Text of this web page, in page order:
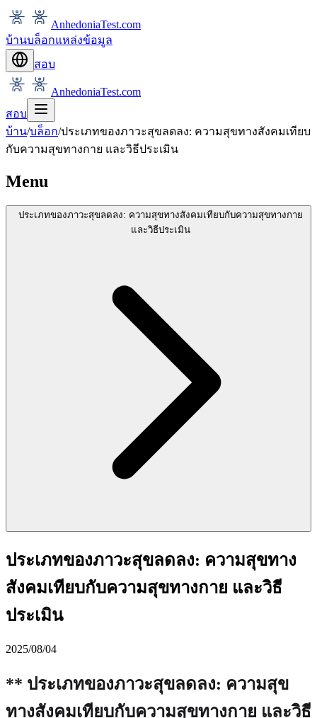
AnhedoniaTest.com
บ้านบล็อกแหล่งข้อมูล
สอบ
AnhedoniaTest.com
สอบ
บ้าน/บล็อก/ประเภทของภาวะสุขลดลง: ความสุขทางสังคมเทียบ
กับความสุขทางกาย และวิธีประเมิน
Menu
ประเภทของภาวะสุขลดลง: ความสุขทางสังคมเทียบกับความสุขทางกาย
และวิธีประเมิน
ประเภทของภาวะสุขลดลง: ความสุขทาง
สังคมเทียบกับความสุขทางกาย และวิธี
ประเมิน
2025/08/04
** ประเภทของภาวะสุขลดลง: ความสุข
ทางสังคมเทียบกับความสุขทางกาย และวิธี